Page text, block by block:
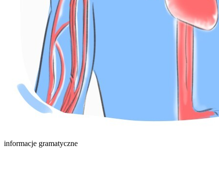
informacje gramatyczne